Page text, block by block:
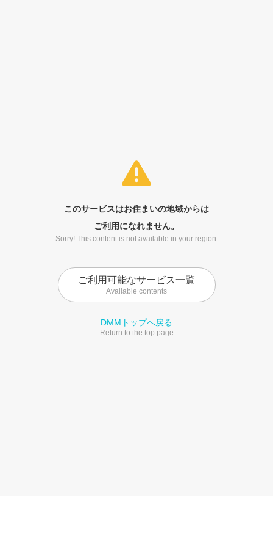
このサービスはお住まいの地域からは
ご利用になれません。
Sorry! This content is not available in your region.
ご利用可能なサービス一覧
Available contents
DMMトップへ戻る
Return to the top page